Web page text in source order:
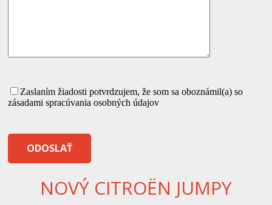
Zaslaním žiadosti potvrdzujem, že som sa oboznámil(a) so
zásadami spracúvania osobných údajov
NOVÝ CITROËN JUMPY